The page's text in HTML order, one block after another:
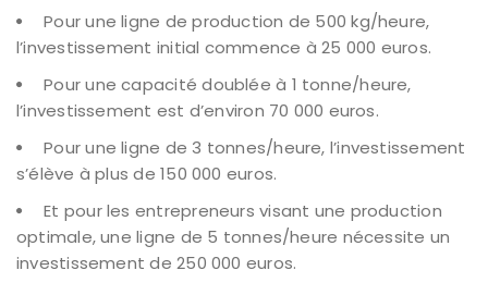
Pour une ligne de production de 500 kg/heure,
l’investissement initial commence à 25 000 euros.
Pour une capacité doublée à 1 tonne/heure,
l’investissement est d’environ 70 000 euros.
Pour une ligne de 3 tonnes/heure, l’investissement
s’élève à plus de 150 000 euros.
Et pour les entrepreneurs visant une production
optimale, une ligne de 5 tonnes/heure nécessite un
investissement de 250 000 euros.